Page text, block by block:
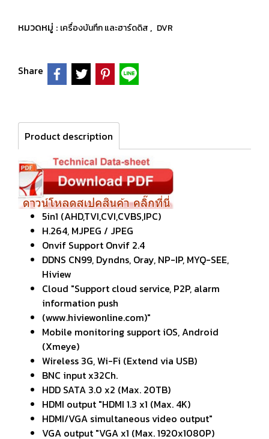
หมวดหมู่ : เครื่องบันทึก และฮาร์ดดิส , DVR
Share
Product description
5in1 (AHD,TVI,CVI,CVBS,IPC)
H.264, MJPEG / JPEG
Onvif Support Onvif 2.4
DDNS CN99, Dyndns, Oray, NP-IP, MYQ-SEE,
Hiview
Cloud "Support cloud service, P2P, alarm
information push
(www.hiviewonline.com)"
Mobile monitoring support iOS, Android
(Xmeye)
Wireless 3G, Wi-Fi (Extend via USB)
BNC input x32Ch.
HDD SATA 3.0 x2 (Max. 20TB)
HDMI output "HDMI 1.3 x1 (Max. 4K)
HDMI/VGA simultaneous video output"
VGA output "VGA x1 (Max. 1920x1080P)